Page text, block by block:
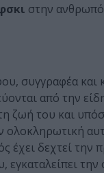
στην
συγγραφέα και
από την
του και
έχει δεχτεί